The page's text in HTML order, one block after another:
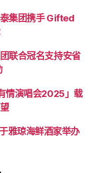
集团携手 Gifted
联合冠名支持安省
情演唱会2025」载
雅琼海鲜酒家举办